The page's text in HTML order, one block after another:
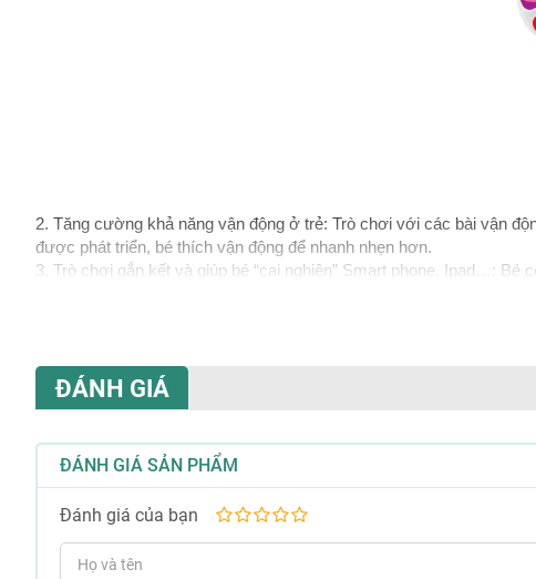
2. Tăng cường khả năng vận động ở trẻ: Trò chơi với các bài vận
được phát triển, bé thích vận động để nhanh nhẹn hơn.
3. Trò chơi gắn kết và giúp bé “cai nghiện” Smart phone, Ipad…:
động cũng là giải pháp lý tưởng giúp bé “cai nghiện” các trò chơi
ĐÁNH GIÁ
ĐÁNH GIÁ SẢN PHẨM
Đánh giá của bạn
1
2
3
4
5